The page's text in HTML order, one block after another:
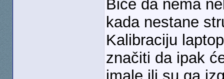
Biće da nema
kada nestane
Kalibraciju
značiti da ipak